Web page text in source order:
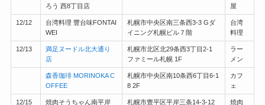
ろう 西8丁目店
屋
12/12
台湾料理 豐台味FONTAI
WEI
札幌市中央区南三条西3-3 Gダ
イニング札幌ビル７階
台湾
料理
12/13
満足ヌードル北大通り
店
札幌市北区北29条西3丁目2-1
ファミール札幌 1F
ラー
メン
森香珈琲 MORINOKA C
OFFEE
札幌市中央区南10条西6丁目6-1
8 2F
カフ
ェ
12/15
焼肉そうちゃん南平岸
札幌市豊平区平岸三条14-3-12
焼肉